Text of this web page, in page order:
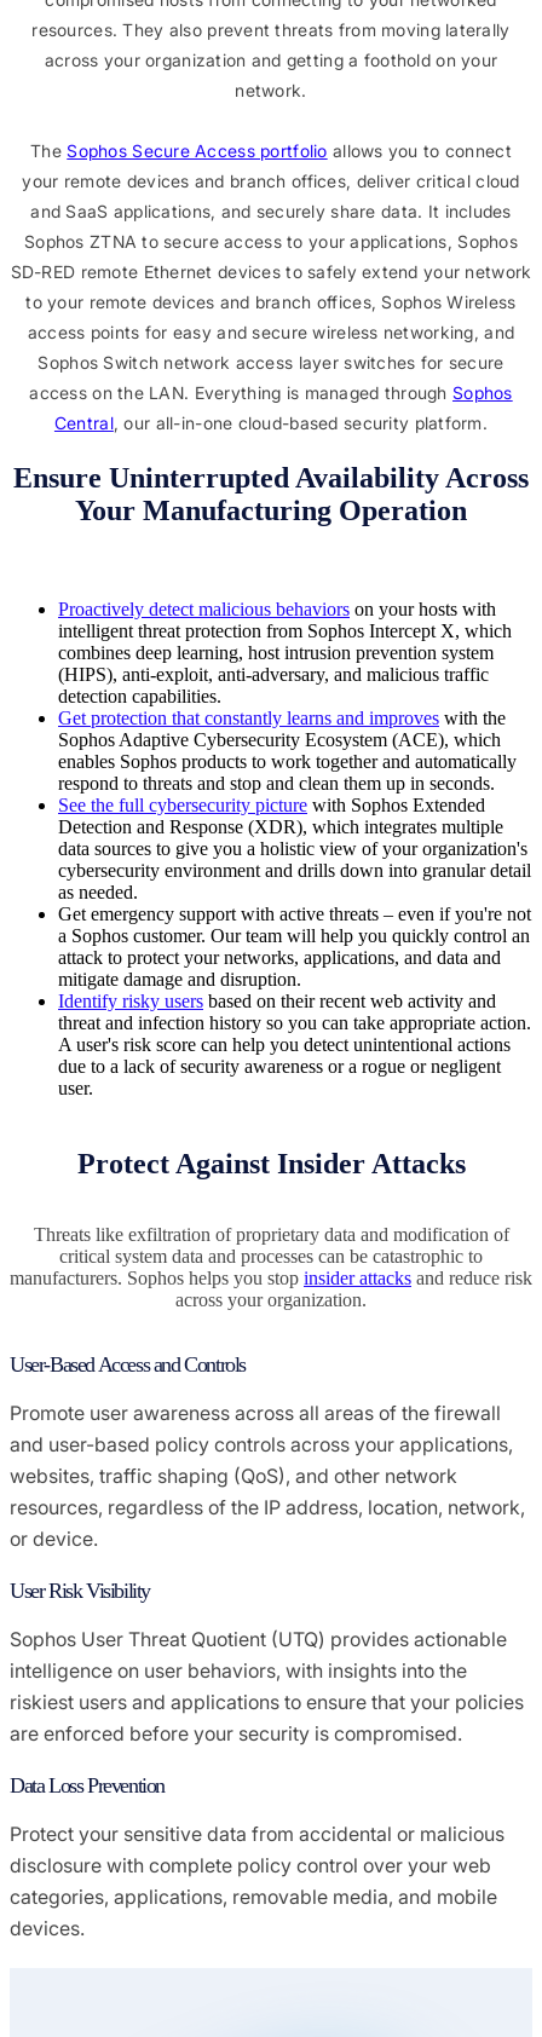
resources. They also prevent threats from moving laterally
across your organization and getting a foothold on your
network.
TheSophos Secure Access portfolio allows you to connect
your remote devices and branch offices, deliver critical cloud
and SaaS applications, and securely share data. It includes
Sophos ZTNA to secure access to your applications, Sophos
SD-RED remote Ethernet devices to safely extend your network
to your remote devices and branch offices, Sophos Wireless
access points for easy and secure wireless networking, and
Sophos Switch network access layer switches for secure
access on the LAN. Everything is managed throughSophos
Central, our all-in-one cloud-based security platform.
Ensure Uninterrupted Availability Across
Your Manufacturing Operation
Proactively detect malicious behaviors on your hosts with
intelligent threat protection from Sophos Intercept X, which
combines deep learning, host intrusion prevention system
(HIPS), anti-exploit, anti-adversary, and malicious traffic
detection capabilities.
Get protection that constantly learns and improves with the
Sophos Adaptive Cybersecurity Ecosystem (ACE), which
enables Sophos products to work together and automatically
respond to threats and stop and clean them up in seconds.
See the full cybersecurity picture with Sophos Extended
Detection and Response (XDR), which integrates multiple
data sources to give you a holistic view of your organization's
cybersecurity environment and drills down into granular detail
as needed.
Get emergency support with active threats – even if you're not
a Sophos customer. Our team will help you quickly control an
attack to protect your networks, applications, and data and
mitigate damage and disruption.
Identify risky users based on their recent web activity and
threat and infection history so you can take appropriate action.
A user's risk score can help you detect unintentional actions
due to a lack of security awareness or a rogue or negligent
user.
Protect Against Insider Attacks
Threats like exfiltration of proprietary data and modification of
critical system data and processes can be catastrophic to
manufacturers. Sophos helps you stop insider attacks and reduce risk
across your organization.
User-Based Access and Controls
Promote user awareness across all areas of the firewall
and user-based policy controls across your applications,
websites, traffic shaping (QoS), and other network
resources, regardless of the IP address, location, network,
or device.
User Risk Visibility
Sophos User Threat Quotient (UTQ) provides actionable
intelligence on user behaviors, with insights into the
riskiest users and applications to ensure that your policies
are enforced before your security is compromised.
Data Loss Prevention
Protect your sensitive data from accidental or malicious
disclosure with complete policy control over your web
categories, applications, removable media, and mobile
devices.